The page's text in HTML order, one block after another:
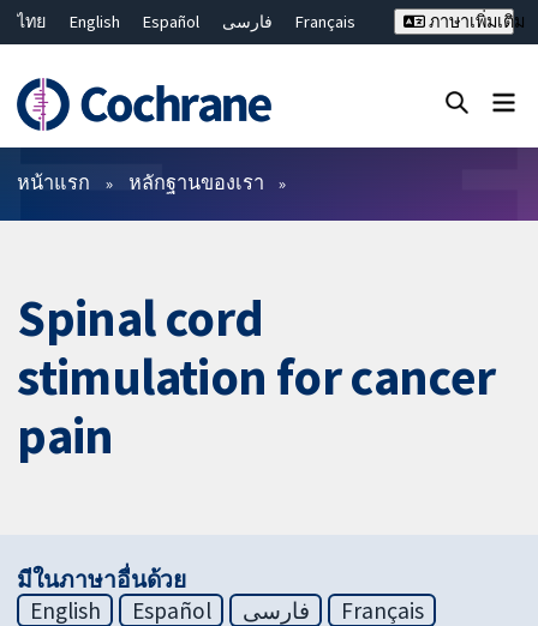
ไทย English Español فارسی
Français
Bahasa Malaysia
繁體中文 简体中文
ภาษาเพิ่มเติม
ตัวกรอง
หน้าแรก หลักฐานของเรา
Spinal cord
stimulation for cancer
pain
มีในภาษาอื่นด้วย
English
Español فارسی
Français